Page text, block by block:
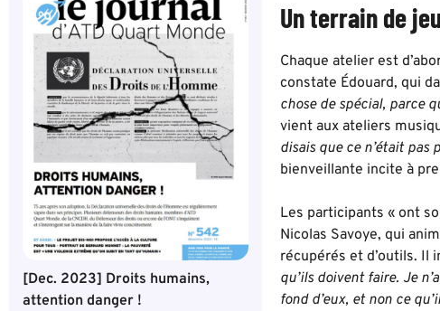
[Dec. 2023] Droits humains,
attention danger !
Un terrain de
Chaque atelier est
constate Édouard, qui
chose de spécial, parce
vient aux ateliers
disais que ce n’était pas
bienveillante incite à
Les participants « ont
Nicolas Savoye, qui
récupérés et d’outils. Il
qu’ils doivent faire. Je
fond d’eux, et non ce